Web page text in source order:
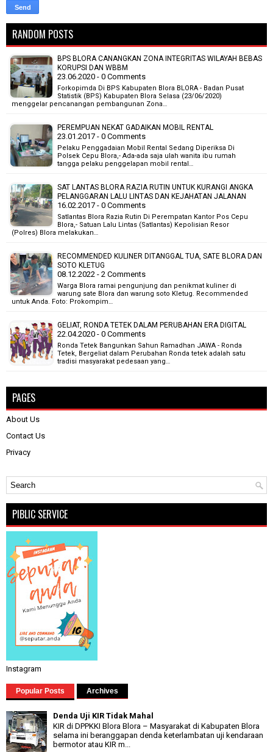
RANDOM POSTS
BPS BLORA CANANGKAN ZONA INTEGRITAS WILAYAH BEBAS
KORUPSI DAN WBBM
23.06.2020 - 0 Comments
Forkopimda Di BPS Kabupaten Blora BLORA - Badan Pusat
Statistik (BPS) Kabupaten Blora Selasa (23/06/2020)
menggelar pencanangan pembangunan Zona…
PEREMPUAN NEKAT GADAIKAN MOBIL RENTAL
23.01.2017 - 0 Comments
Pelaku Penggadaian Mobil Rental Sedang Diperiksa Di
Polsek Cepu Blora,- Ada-ada saja ulah wanita ibu rumah
tangga pelaku penggelapan mobil rental…
SAT LANTAS BLORA RAZIA RUTIN UNTUK KURANGI ANGKA
PELANGGARAN LALU LINTAS DAN KEJAHATAN JALANAN
16.02.2017 - 0 Comments
Satlantas Blora Razia Rutin Di Perempatan Kantor Pos Cepu
Blora,- Satuan Lalu Lintas (Satlantas) Kepolisian Resor
(Polres) Blora melakukan…
RECOMMENDED KULINER DITANGGAL TUA, SATE BLORA DAN
SOTO KLETUG
08.12.2022 - 2 Comments
Warga Blora ramai pengunjung dan penikmat kuliner di
warung sate Blora dan warung soto Kletug. Recommended
untuk Anda. Foto: Prokompim…
GELIAT, RONDA TETEK DALAM PERUBAHAN ERA DIGITAL
22.04.2020 - 0 Comments
Ronda Tetek Bangunkan Sahun Ramadhan JAWA - Ronda
Tetek, Bergeliat dalam Perubahan Ronda tetek adalah satu
tradisi masyarakat pedesaan yang…
PAGES
About Us
Contact Us
Privacy
PIBLIC SERVICE
Instagram
Popular Posts Archives
Denda Uji KIR Tidak Mahal
KIR di DPPKKI Blora Blora – Masyarakat di Kabupaten Blora
selama ini beranggapan denda keterlambatan uji kendaraan
bermotor atau KIR m...